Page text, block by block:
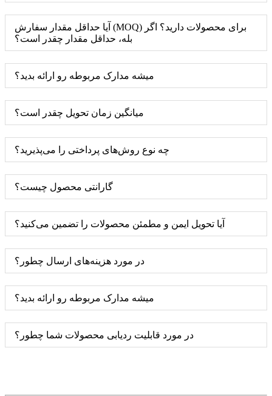
آیا حداقل مقدار سفارش (MOQ) برای محصولات دارید؟ اگر
بله، حداقل مقدار چقدر است؟
میشه مدارک مربوطه رو ارائه بدید؟
میانگین زمان تحویل چقدر است؟
چه نوع روش‌های پرداختی را می‌پذیرید؟
گارانتی محصول چیست؟
آیا تحویل ایمن و مطمئن محصولات را تضمین می‌کنید؟
در مورد هزینه‌های ارسال چطور؟
میشه مدارک مربوطه رو ارائه بدید؟
در مورد قابلیت ردیابی محصولات شما چطور؟